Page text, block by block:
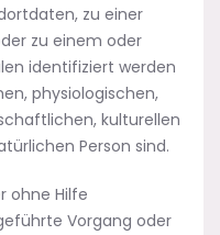
zu einer
zu einem oder
identifiziert werden
physiologischen,
kulturellen
Person sind.
ohne Hilfe
Vorgang oder